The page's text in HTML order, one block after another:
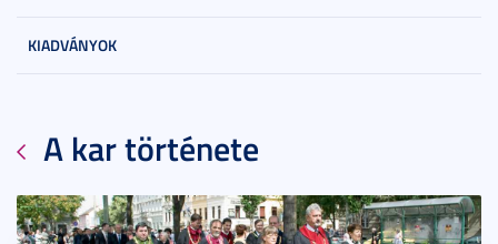
KIADVÁNYOK
A kar története